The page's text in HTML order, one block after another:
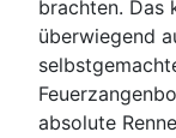
brachten. Das
überwiegend
absolute